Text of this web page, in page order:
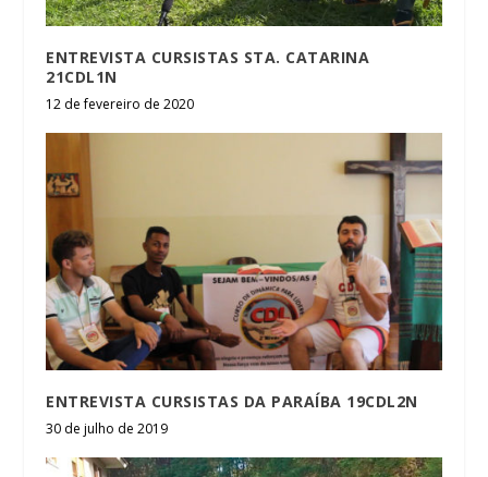
ENTREVISTA CURSISTAS STA. CATARINA
21CDL1N
12 de fevereiro de 2020
ENTREVISTA CURSISTAS DA PARAÍBA 19CDL2N
30 de julho de 2019